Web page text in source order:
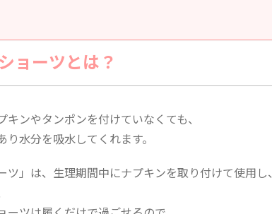
ョーツとは？
ンやタンポンを付けていなくても、
水分を吸水してくれます。
」は、生理期間中にナプキンを取り付けて使用し、